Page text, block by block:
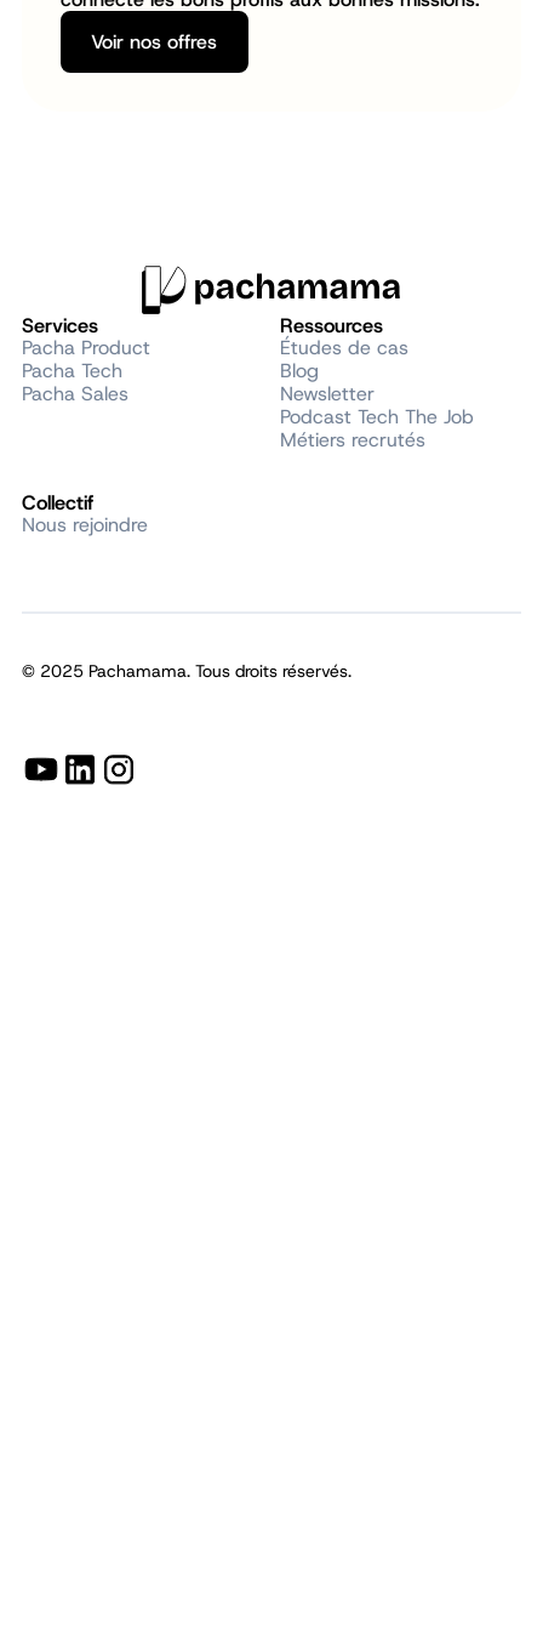
Voir nos offres
Voir nos offres
Services
Pacha Product
Pacha Tech
Pacha Sales
Ressources
Études de cas
Blog
Newsletter
Podcast Tech The Job
Métiers recrutés
Collectif
Nous rejoindre
© 2025 Pachamama. Tous droits réservés.